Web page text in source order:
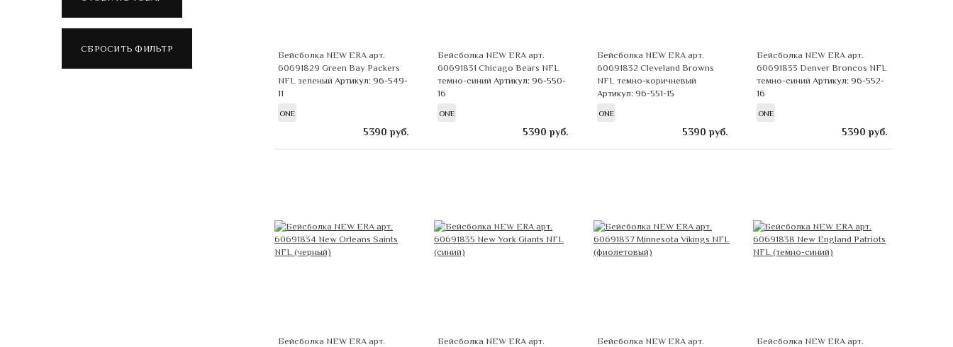
Бейсболка NEW ERA арт.
60691829 Green Bay Packers
NFL зеленый Артикул: 96-549-
11
ONE
5390 руб.
Бейсболка NEW ERA арт.
60691831 Chicago Bears NFL
темно-синий Артикул: 96-550-
16
ONE
5390 руб.
Бейсболка NEW ERA арт.
60691832 Cleveland Browns
NFL темно-коричневый
Артикул: 96-551-15
ONE
5390 руб.
Бейсболка NEW ERA арт.
60691833 Denver Broncos NFL
темно-синий Артикул: 96-552-
16
ONE
5390 руб.
Бейсболка NEW ERA арт.
Бейсболка NEW ERA арт.
Бейсболка NEW ERA арт.
Бейсболка NEW ERA арт.